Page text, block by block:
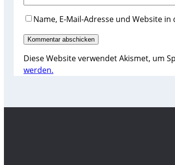
Name, E-Mail-Adresse und Website
Diese Website verwendet Akismet, um
werden.